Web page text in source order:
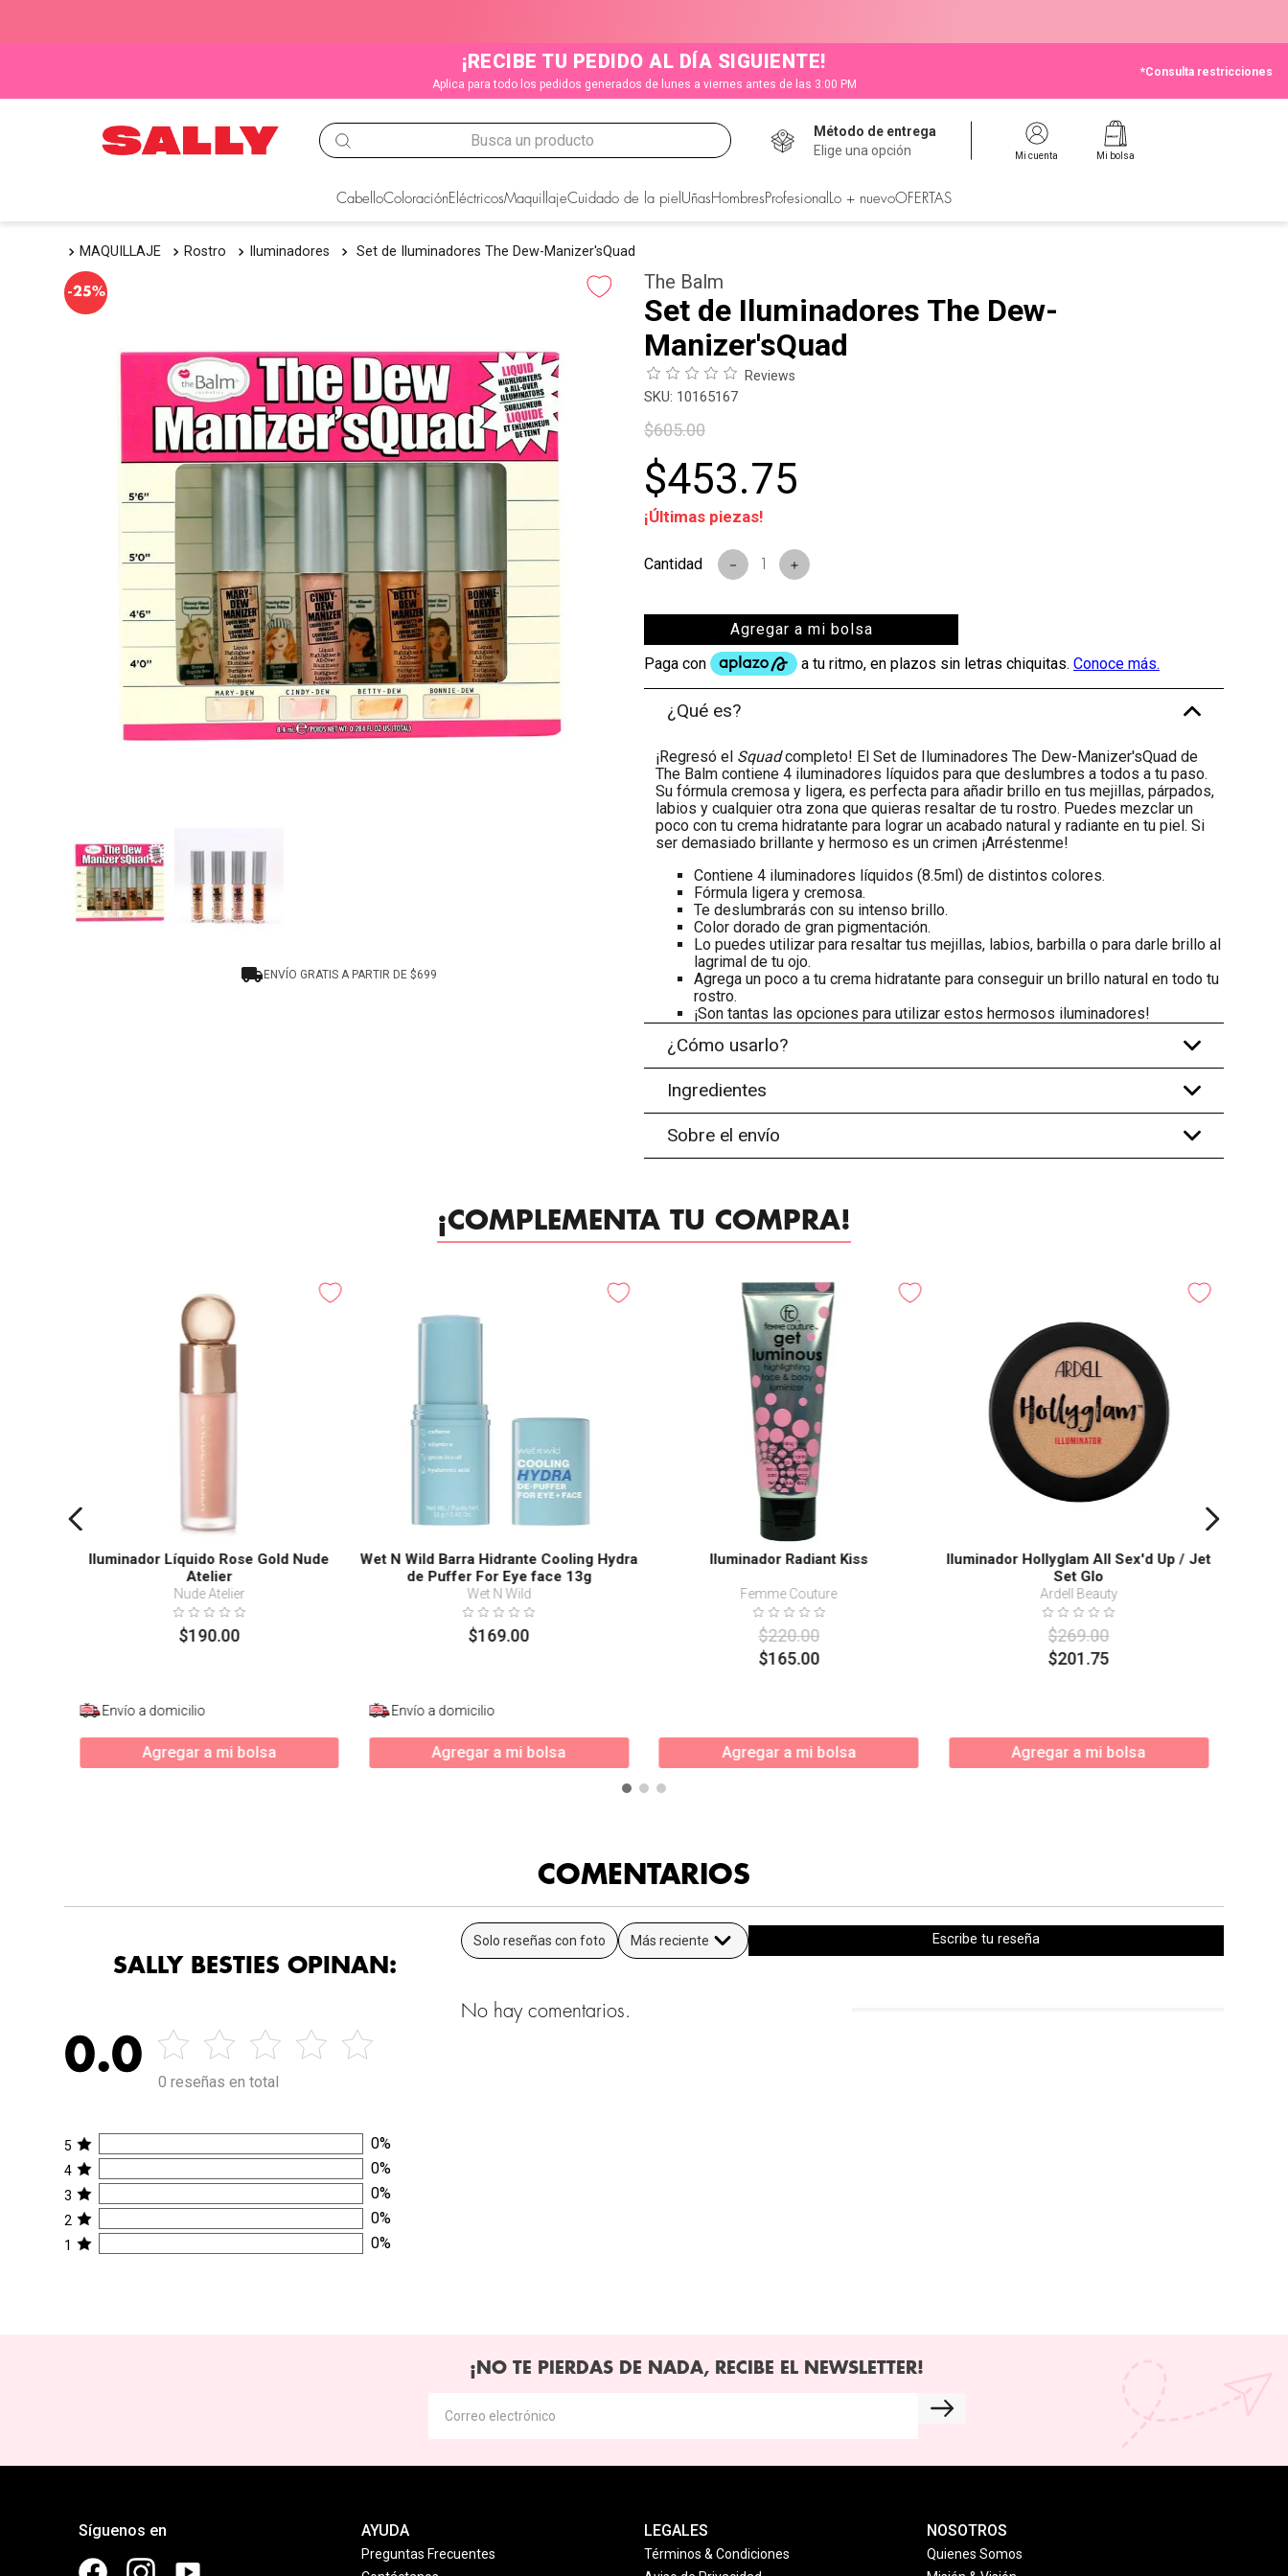
¡RECIBE TU PEDIDO AL DÍA SIGUIENTE!
Aplica para todo los pedidos generados de lunes a viernes antes de las 3:00 PM
*Consulta restricciones
Busca un producto
Método de entrega
Elige una opción
Mi cuenta Mi bolsa
CabelloColoraciónEléctricosMaquillajeCuidado de la piel Uñas Hombres Profesional Lo + nuevoOFERTAS
MAQUILLAJE Rostro Iluminadores Set de Iluminadores The Dew-Manizer'sQuad
-25%
ENVÍO GRATIS A PARTIR DE $699
The Balm
Set de Iluminadores The Dew-
Manizer'sQuad
Reviews
: 10165167
$605.00
$453.75
¡Últimas piezas!
＋
－
Agregar a mi bolsa
¿Qué es? -
¡Regresó el Squadcompleto! El Set de Iluminadores The Dew-Manizer'sQuad de
The Balm contiene 4 iluminadores líquidos para que deslumbres a todos a tu paso.
Su fórmula cremosa y ligera, es perfecta para añadir brillo en tus mejillas, párpados,
labios y cualquier otra zona que quieras resaltar de tu rostro. Puedes mezclar un
poco con tu crema hidratante para lograr un acabado natural y radiante en tu piel. Si
ser demasiado brillante y hermoso es un crimen ¡Arréstenme!
Contiene 4 iluminadores líquidos (8.5ml) de distintos colores.
Fórmula ligera y cremosa.
Te deslumbrarás con su intenso brillo.
Color dorado de gran pigmentación.
Lo puedes utilizar para resaltar tus mejillas, labios, barbilla o para darle brillo al
lagrimal de tu ojo.
Agrega un poco a tu crema hidratante para conseguir un brillo natural en todo tu
rostro.
¡Son tantas las opciones para utilizar estos hermosos iluminadores!
¿Cómo usarlo? +
Ingredientes +
Sobre el envío +
¡COMPLEMENTA TU COMPRA!
Iluminador Líquido Rose Gold Nude
Atelier
Nude Atelier
$190.00
Envío a domicilio
Agregar a mi bolsa
Wet N Wild Barra Hidrante Cooling Hydra
de Puffer For Eye face 13g
Wet N Wild
$169.00
Envío a domicilio
Agregar a mi bolsa
Iluminador Radiant Kiss
Femme Couture
$220.00
$165.00
Agregar a mi bolsa
Iluminador Hollyglam All Sex'd Up / Jet
Set Glo
Ardell Beauty
$269.00
$201.75
Agregar a mi bolsa
COMENTARIOS
SALLY BESTIES OPINAN:
0.0
0 reseñas en total
5 0%
4 0%
3 0%
2 0%
1 0%
Solo reseñas con foto Más reciente Escribe tu reseña
No hay comentarios.
¡NO TE PIERDAS DE NADA, RECIBE EL NEWSLETTER!
Síguenos en AYUDA
Preguntas Frecuentes
LEGALES
Términos & Condiciones
NOSOTROS
Quienes Somos
TÉRMINOS MÁS BUSCADOS
2. igora
5. olaplex
manic panic
7 tinte
8. tocobo
9. protectores termicos